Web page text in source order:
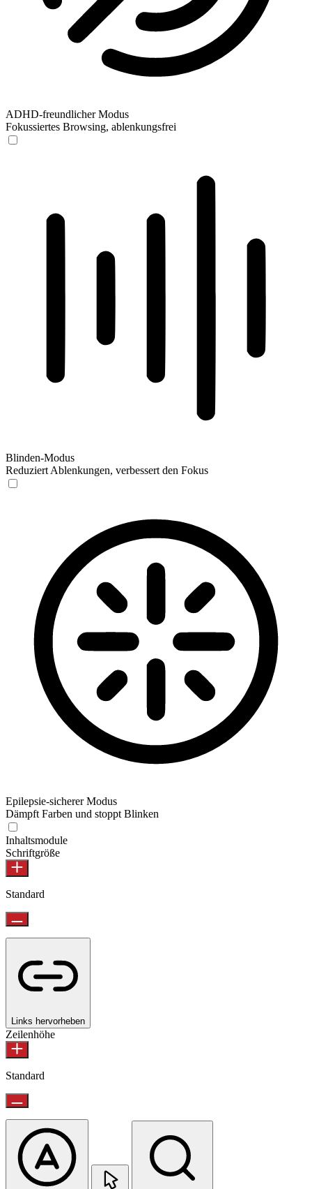
ADHD-freundlicher Modus
Fokussiertes Browsing, ablenkungsfrei
Blinden-Modus
Reduziert Ablenkungen, verbessert den Fokus
Epilepsie-sicherer Modus
Dämpft Farben und stoppt Blinken
Inhaltsmodule
Schriftgröße
Standard
Links hervorheben
Zeilenhöhe
Standard